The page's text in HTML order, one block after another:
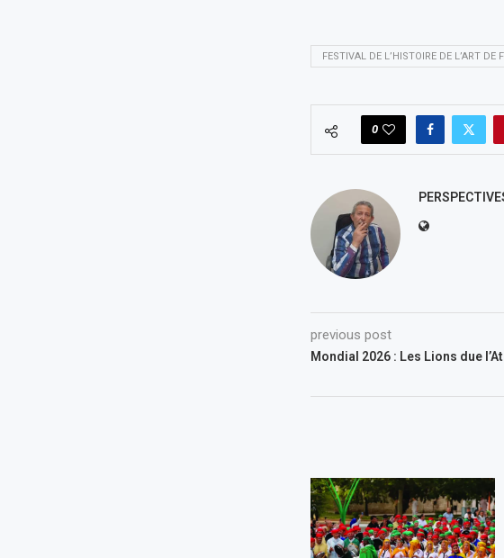
FESTIVAL DE L’HISTOIRE DE L’ART DE
0
previous post
Mondial 2026 : Les Lions due